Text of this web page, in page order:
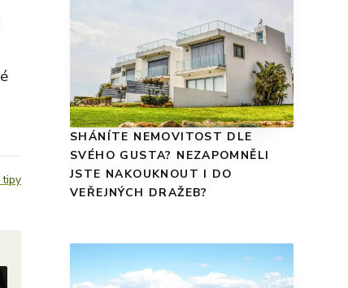
tipy
SHÁNÍTE NEMOVITOST DLE
SVÉHO GUSTA? NEZAPOMNĚLI
JSTE NAKOUKNOUT I DO
VEŘEJNÝCH DRAŽEB?